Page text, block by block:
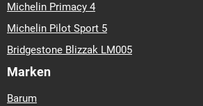
Michelin Primacy 4
Michelin Pilot Sport 5
Bridgestone Blizzak LM005
Marken
Barum